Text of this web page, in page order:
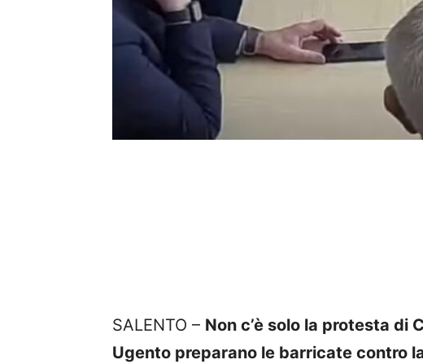
SALENTO – Non c’è solo la protesta di
Ugento preparano le barricate contro